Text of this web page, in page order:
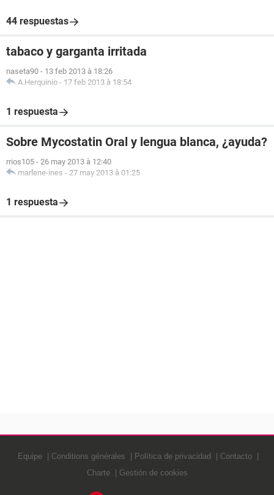
44 respuestas
tabaco y garganta irritada
naseta90 - 13 feb 2013 à 18:26
A.Herquinio - 17 feb 2013 à 18:54
1 respuesta
Sobre Mycostatin Oral y lengua blanca, ¿ayuda?
rrios105 - 26 may 2013 à 12:40
marlene-ines - 27 may 2013 à 01:25
1 respuesta
Equipe Conditions générales Política de privacidad
Contacto
Charte
Gestión de cookies